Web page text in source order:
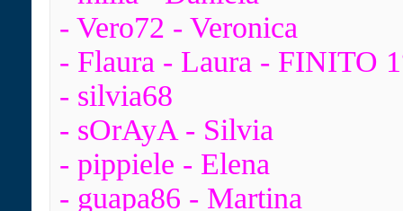
- Vero72 - Veronica
- Flaura - Laura - FINITO
- silvia68
- sOrAyA - Silvia
- pippiele - Elena
- guapa86 - Martina